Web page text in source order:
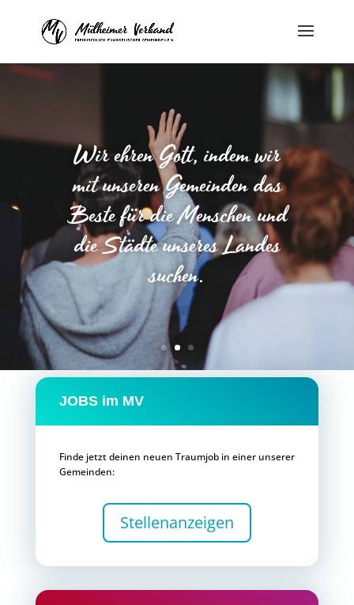
Wir ehren Gott, indem wir
mit unseren Gemeinden das
Beste für die Menschen und
die Städte unseres Landes
suchen.
JOBS im MV
Finde jetzt deinen neuen Traumjob in einer unserer
Gemeinden:
Stellenanzeigen